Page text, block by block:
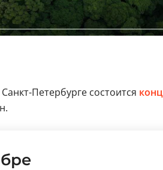
Санкт-Петербурге состоится